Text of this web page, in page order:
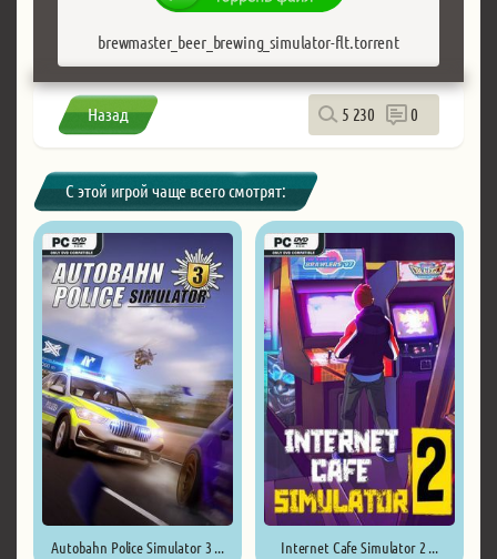
brewmaster_beer_brewing_simulator-flt.torrent
Назад 5 230 0
С этой игрой чаще всего смотрят:
Autobahn Police Simulator 3 ... Internet Cafe Simulator 2 ...